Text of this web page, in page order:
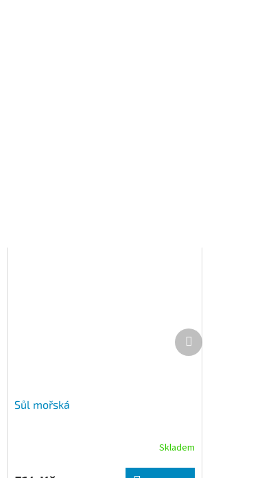
Sůl mořská
Skladem
Další produkt